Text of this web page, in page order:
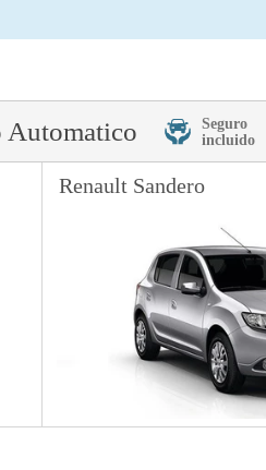
Automatico
Seguro
incluido
Renault Sandero